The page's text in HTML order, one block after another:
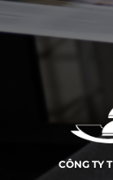
CÔNG TY